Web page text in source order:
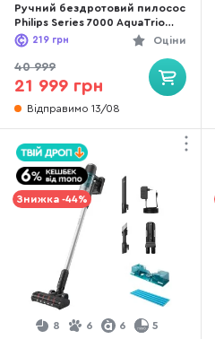
Ручний бездротовий пилосос
Philips Series 7000 AquaTrio
(XW7264/11)
Оціни
219 грн
40 999
21 999 грн
Відправимо 13/08
Знижка -44%
8 6 6 5